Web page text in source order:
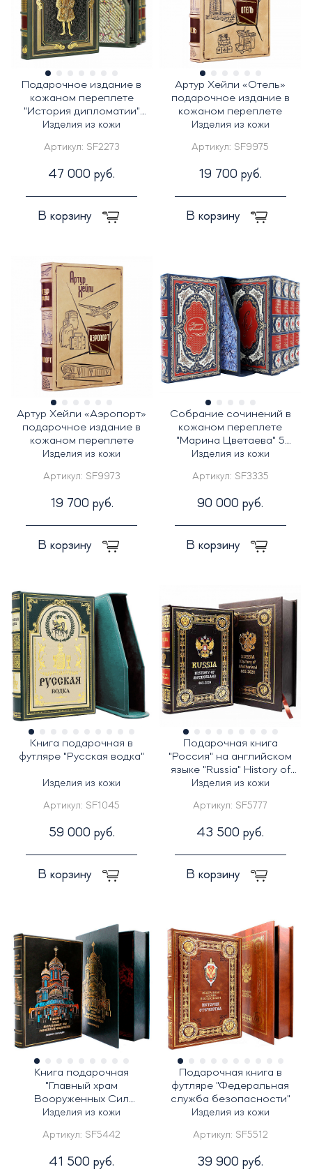
Подарочное издание в
кожаном переплете
"История дипломатии"
Потемкин (3 тома)
Изделия из кожи
Артикул: SF2273
47 000 руб.
В корзину
Артур Хейли «Отель»
подарочное издание в
кожаном переплете
Изделия из кожи
Артикул: SF9975
19 700 руб.
В корзину
Артур Хейли «Аэропорт»
подарочное издание в
кожаном переплете
Изделия из кожи
Артикул: SF9973
19 700 руб.
В корзину
Собрание сочинений в
кожаном переплете
"Марина Цветаева" 5
томов
Изделия из кожи
Артикул: SF3335
90 000 руб.
В корзину
Книга подарочная в
футляре "Русская водка"
Изделия из кожи
Артикул: SF1045
59 000 руб.
В корзину
Подарочная книга
"Россия" на английском
языке "Russia" History of
Motherland 862-2020
Изделия из кожи
Артикул: SF5777
43 500 руб.
В корзину
Книга подарочная
"Главный храм
Вооруженных Сил
Российской Федерации "
Изделия из кожи
Артикул: SF5442
41 500 руб.
Подарочная книга в
футляре "Федеральная
служба безопасности"
Изделия из кожи
Артикул: SF5512
39 900 руб.